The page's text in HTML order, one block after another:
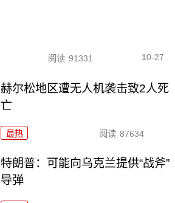
阅读 91331 10-27
赫尔松地区遭无人机袭击致2人死
亡
最热 阅读 87634
特朗普：可能向乌克兰提供“战斧”
导弹